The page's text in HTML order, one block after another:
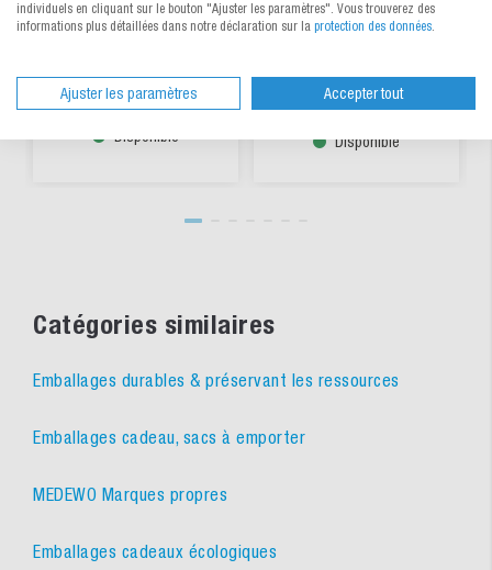
dès CHF 0.351 / pce
Disponible
visualisation
transversale
dès CHF 3.17 / pce
Disponible
Catégories similaires
Emballages durables & préservant les ressources
Emballages cadeau, sacs à emporter
MEDEWO Marques propres
Emballages cadeaux écologiques
individuels en cliquant sur le bouton "Ajuster les paramètres". Vous trouverez des
informations plus détaillées dans notre déclaration sur la protection des données.
Ajuster les paramètres Accepter tout